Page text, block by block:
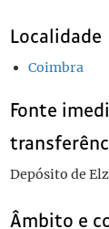
Localidade
Coimbra
Fonte
Depósito de
Âmbito e